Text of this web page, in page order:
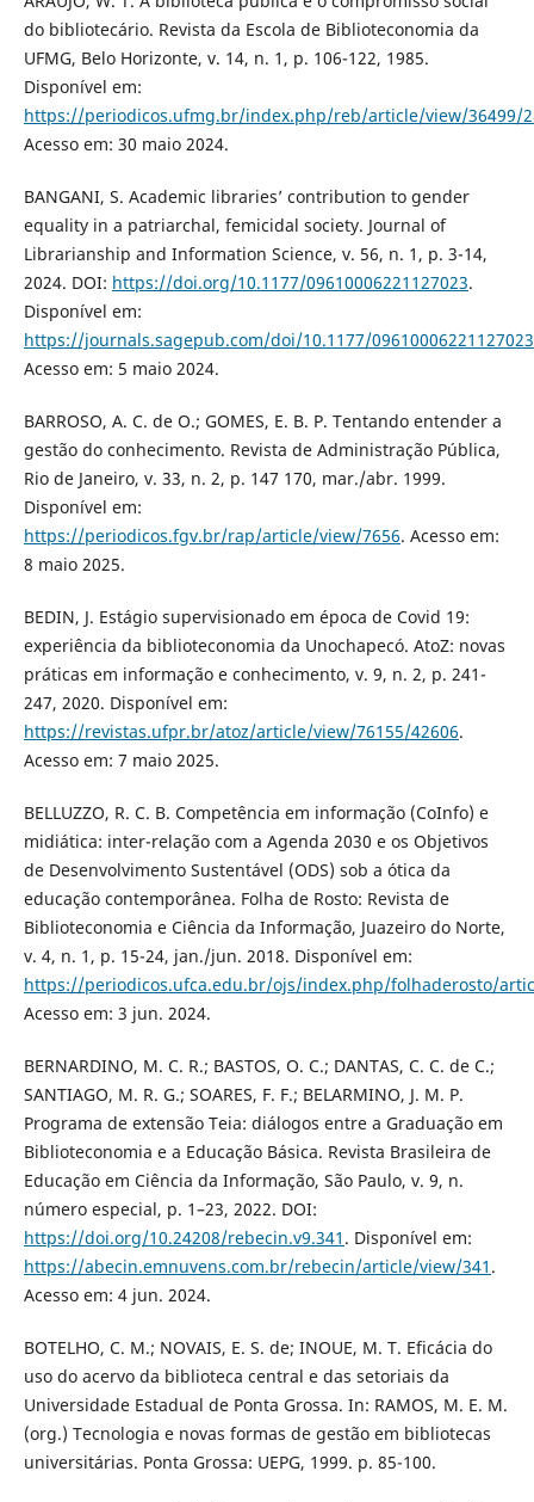
do bibliotecário. Revista da Escola de Biblioteconomia da
UFMG, Belo Horizonte, v. 14, n. 1, p. 106-122, 1985.
Disponível em:
https://periodicos.ufmg.br/index.php/reb/article/view/36499/
Acesso em: 30 maio 2024.
BANGANI, S. Academic libraries’ contribution to gender
equality in a patriarchal, femicidal society. Journal of
Librarianship and Information Science, v. 56, n. 1, p. 3-14,
2024. DOI: https://doi.org/10.1177/09610006221127023.
Disponível em:
https://journals.sagepub.com/doi/10.1177/09610006221127023
Acesso em: 5 maio 2024.
BARROSO, A. C. de O.; GOMES, E. B. P. Tentando entender a
gestão do conhecimento. Revista de Administração Pública,
Rio de Janeiro, v. 33, n. 2, p. 147 170, mar./abr. 1999.
Disponível em:
https://periodicos.fgv.br/rap/article/view/7656. Acesso em:
8 maio 2025.
BEDIN, J. Estágio supervisionado em época de Covid 19:
experiência da biblioteconomia da Unochapecó. AtoZ: novas
práticas em informação e conhecimento, v. 9, n. 2, p. 241-
247, 2020. Disponível em:
https://revistas.ufpr.br/atoz/article/view/76155/42606.
Acesso em: 7 maio 2025.
BELLUZZO, R. C. B. Competência em informação (CoInfo) e
midiática: inter-relação com a Agenda 2030 e os Objetivos
de Desenvolvimento Sustentável (ODS) sob a ótica da
educação contemporânea. Folha de Rosto: Revista de
Biblioteconomia e Ciência da Informação, Juazeiro do Norte,
v. 4, n. 1, p. 15-24, jan./jun. 2018. Disponível em:
https://periodicos.ufca.edu.br/ojs/index.php/folhaderosto/
Acesso em: 3 jun. 2024.
BERNARDINO, M. C. R.; BASTOS, O. C.; DANTAS, C. C. de C.;
SANTIAGO, M. R. G.; SOARES, F. F.; BELARMINO, J. M. P.
Programa de extensão Teia: diálogos entre a Graduação em
Biblioteconomia e a Educação Básica. Revista Brasileira de
Educação em Ciência da Informação, São Paulo, v. 9, n.
número especial, p. 1–23, 2022. DOI:
https://doi.org/10.24208/rebecin.v9.341 . Disponível em:
https://abecin.emnuvens.com.br/rebecin/article/view/341 .
Acesso em: 4 jun. 2024.
BOTELHO, C. M.; NOVAIS, E. S. de; INOUE, M. T. Eficácia do
uso do acervo da biblioteca central e das setoriais da
Universidade Estadual de Ponta Grossa. In: RAMOS, M. E. M.
(org.) Tecnologia e novas formas de gestão em bibliotecas
universitárias. Ponta Grossa: UEPG, 1999. p. 85-100.